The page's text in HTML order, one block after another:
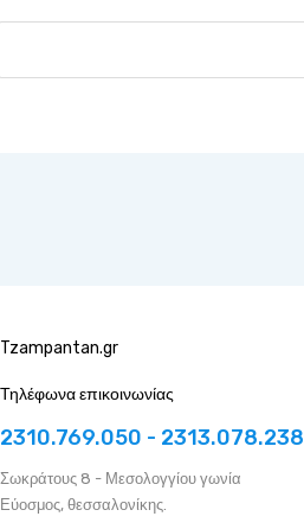
Tzampantan.gr
Τηλέφωνα επικοινωνίας
2310.769.050 - 2313.078.238
Σωκράτους 8 - Μεσολογγίου γωνία
Εύοσμος, θεσσαλονίκης.